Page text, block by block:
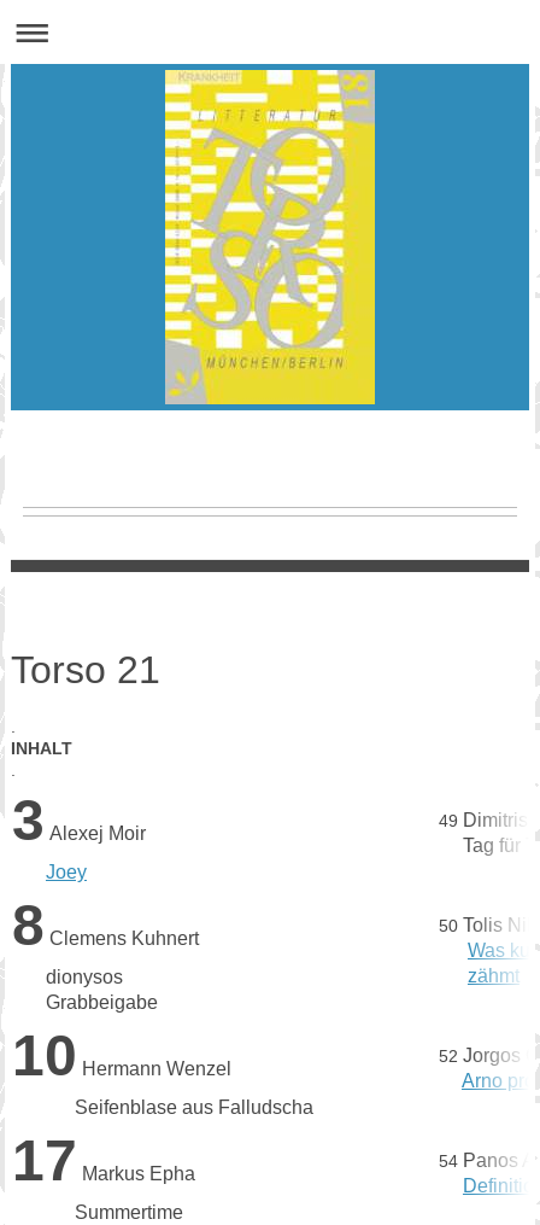
Torso 21
INHALT
3 Alexej Moir
Joey
49 Dimitris
Tag für
8 Clemens Kuhnert
dionysos
Grabbeigabe
50 Tolis
Was
zähmt
10 Hermann Wenzel
Seifenblase aus Falludscha
52 Jorgos
Arno pro
17 Markus Epha
Summertime
54 Panos